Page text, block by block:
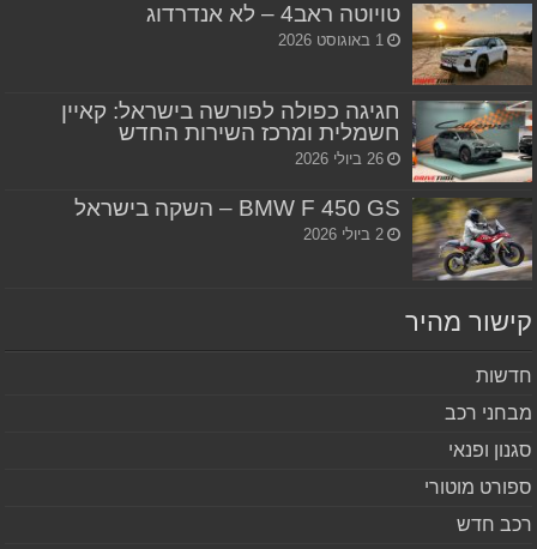
טויוטה ראב4 – לא אנדרדוג
1 באוגוסט 2026
חגיגה כפולה לפורשה בישראל: קאיין
חשמלית ומרכז השירות החדש
26 ביולי 2026
BMW F 450 GS – השקה בישראל
2 ביולי 2026
מהיר
רכב
ופנאי
מוטורי
חדש